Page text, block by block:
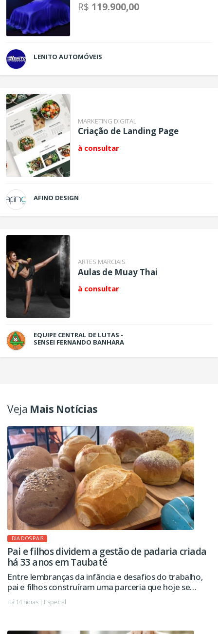
R$ 119.900,00
LENITO AUTOMÓVEIS
MARKETING DIGITAL
Criação de Landing Page
à consultar
AFINO DESIGN
ARTES MARCIAIS
Aulas de Muay Thai
à consultar
EQUIPE CENTRAL DE LUTAS -
SENSEI FERNANDO BANHARA
Veja Mais Notícias
DIA DOS PAIS
Pai e filhos dividem a gestão de padaria criada
há 33 anos em Taubaté
Entre lembranças da infância e desafios do trabalho,
pai e filhos construíram uma parceria que hoje se
estende à administração da empresa.
Há 14 horas | Especial